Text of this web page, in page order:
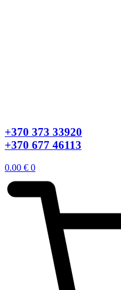
+370 373 33920
+370 677 46113
0.00 € 0